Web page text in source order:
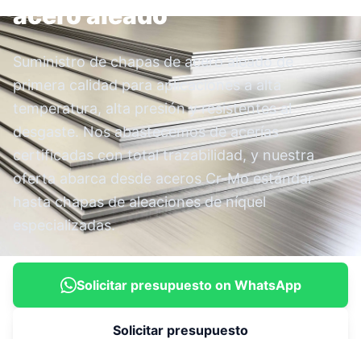
acero aleado
Suministro de chapas de acero aleado de
primera calidad para aplicaciones a alta
temperatura, alta presión y resistentes al
desgaste. Nos abastecemos de acerías
certificadas con total trazabilidad, y nuestra
oferta abarca desde aceros Cr-Mo estándar
hasta chapas de aleaciones de níquel
especializadas.
Solicitar presupuesto on WhatsApp
Solicitar presupuesto